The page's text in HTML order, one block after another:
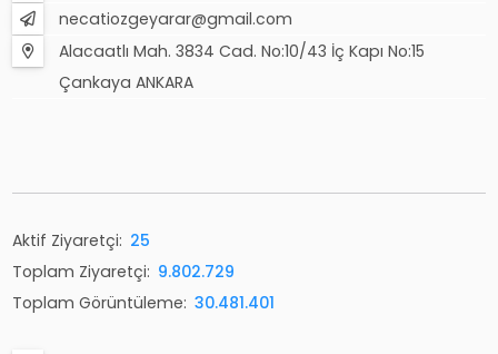
necatiozgeyarar@gmail.com
Alacaatlı Mah. 3834 Cad. No:10/43 İç Kapı No:15
Çankaya ANKARA
Aktif Ziyaretçi: 25
Toplam Ziyaretçi: 9.802.729
Toplam Görüntüleme: 30.481.401